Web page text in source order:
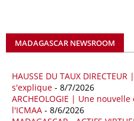
18/04/26 OUGANDA - CITIBANK
américaine Citibank pour arranger
nécessaires à la construction du
(SGR) qui devrait relier la capitale
Kenya, pour un investissement de
MADAGASCAR NEWSROOM
HAUSSE DU TAUX
s'explique - 8/7/2026
ARCHEOLOGIE | Une
l'ICMAA - 8/6/2026